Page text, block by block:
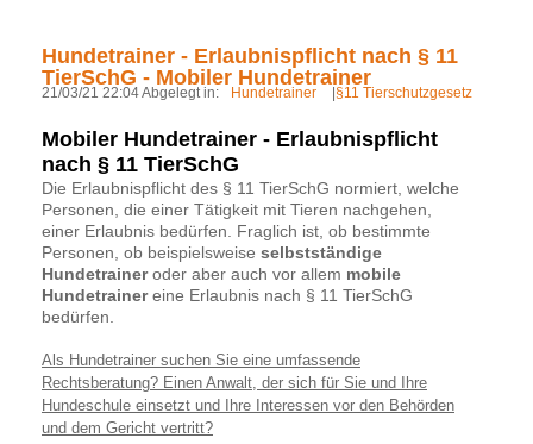
Hundetrainer - Erlaubnispflicht nach § 11
TierSchG - Mobiler Hundetrainer
21/03/21 22:04 Abgelegt in: Hundetrainer |§11 Tierschutzgesetz
Mobiler Hundetrainer - Erlaubnispflicht
nach § 11 TierSchG
Die Erlaubnispflicht des § 11 TierSchG normiert, welche
Personen, die einer Tätigkeit mit Tieren nachgehen,
einer Erlaubnis bedürfen. Fraglich ist, ob bestimmte
Personen, ob beispielsweise selbstständige
Hundetraineroder aber auch vor allem mobile
Hundetrainereine Erlaubnis nach § 11 TierSchG
bedürfen.
Als Hundetrainer suchen Sie eine umfassende
Rechtsberatung? Einen Anwalt, der sich für Sie und Ihre
Hundeschule einsetzt und Ihre Interessen vor den Behörden
und dem Gericht vertritt?